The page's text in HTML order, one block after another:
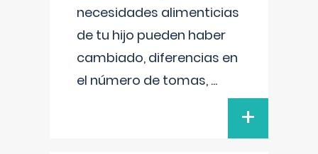
necesidades alimenticias
de tu hijo pueden haber
cambiado, diferencias en
el número de tomas, ...
+